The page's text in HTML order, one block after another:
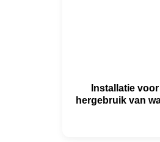
Installatie voor
hergebruik van